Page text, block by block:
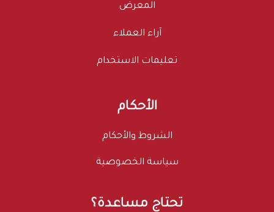
المعرض
آراء العملاء
تعليمات الاستخدام
الأحكام
الشروط والأحكام
سياسة الخصوصية
تحتاج مساعدة؟